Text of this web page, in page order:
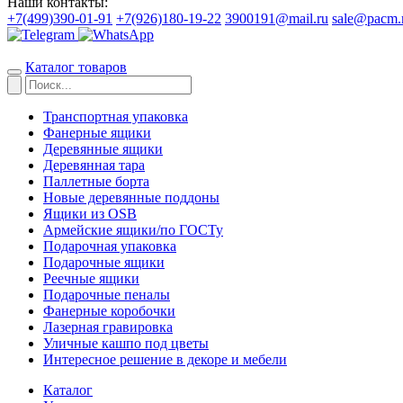
+7(499)390-01-91 +7(926)180-19-22 3900191@mail.ru
Каталог товаров
Транспортная упаковка
Фанерные ящики
Деревянные ящики
Деревянная тара
Паллетные борта
Новые деревянные поддоны
Ящики из OSB
Армейские ящики/по ГОСТу
Подарочная упаковка
Подарочные ящики
Реечные ящики
Подарочные пеналы
Фанерные коробочки
Лазерная гравировка
Уличные кашпо под цветы
Интересное решение в декоре и мебели
Каталог